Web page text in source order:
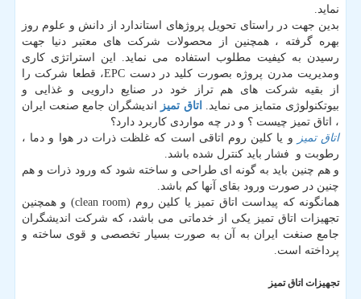
نماید.
بدین جهت در راستای تحویل پروژهای استاندارد از دانش و علوم روز
بهره گرفته ، همچنین از محصولات شرکت های معتبر دنیا جهت
رسیدن به کیفیت مطلوب استفاده می نماید. این استراتژی کاری
ومدیریت مدرن پروژه بصورت کلید در دست EPC، قطعا شرکت را
از بقیه شرکت های هم تراز خود در صنایع دارویی و غذایی و
بیوتکنولوژی متمایز می نماید.
اتاق تمیز اندیشگران جامع صنعت ایران
، اتاق تمیز چیست ؟ و در چه مواردی کاربرد دارد؟
اتاق تمیز
و یا کلین روم اتاقی است که غلظت ذرات در هوا و دما ،
رطوبت و فشار باید کنترل شده باشد.
و هم چنین باید به گونه ای طراحی و ساخته شود که ورود ذرات و هم
چنین در صورت ورود بقای آنها کم باشد.
همانگونه که پیداست اتاق تمیز یا کلین روم (clean room) و همچنین
تجهیزات اتاق تمیز یکی از خدماتی می باشد، که شرکت اندیشگران
جامع صنغت ایران به آن به صورت بسیار تخصصی و قوی ساخته و
پرداخته است.
تجهیزات اتاق تمیز